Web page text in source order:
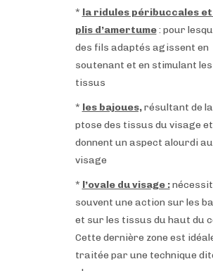
* la ridules péribuccales et
plis d’amertume: pour
des fils adaptés agissent en
soutenant et en stimulant les
tissus
* les bajoues,résultant de la
ptose des tissus du visage
donnent un aspect alourdi au
visage
* l’ovale du visage :
souvent une action sur les
et sur les tissus du haut du
Cette dernière zone est
traitée par une technique